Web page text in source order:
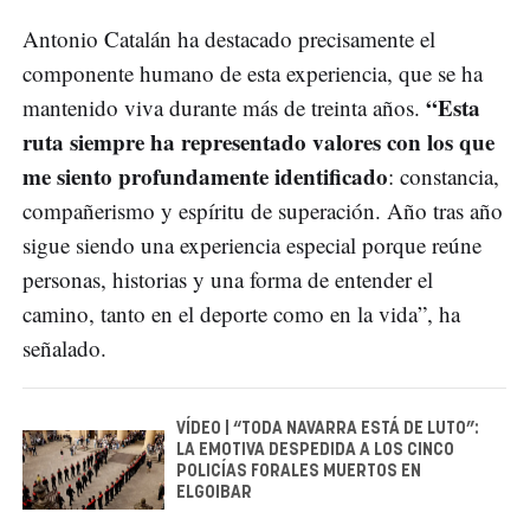
Antonio Catalán ha destacado precisamente el
componente humano de esta experiencia, que se ha
mantenido viva durante más de treinta años. “Esta
ruta siempre ha representado valores con los que
me siento profundamente identificado: constancia,
compañerismo y espíritu de superación. Año tras año
sigue siendo una experiencia especial porque reúne
personas, historias y una forma de entender el
camino, tanto en el deporte como en la vida”, ha
señalado.
VÍDEO | “TODA NAVARRA ESTÁ DE LUTO”:
LA EMOTIVA DESPEDIDA A LOS CINCO
POLICÍAS FORALES MUERTOS EN
ELGOIBAR